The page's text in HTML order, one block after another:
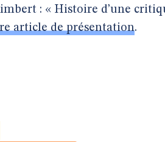
: « Histoire d’une
article de présentation.